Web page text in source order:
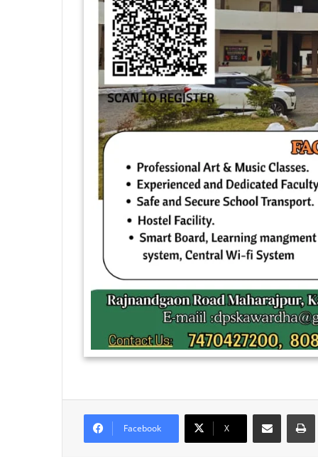
Facebook X
Share via Email